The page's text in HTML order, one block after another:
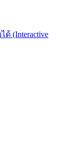
(Interactive